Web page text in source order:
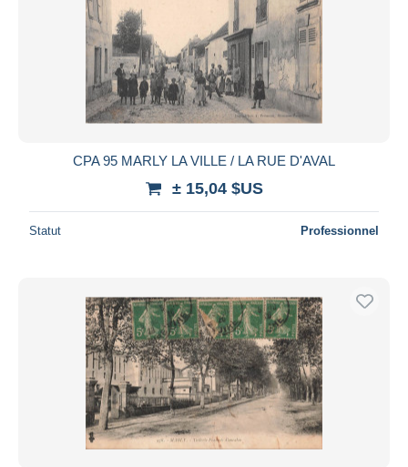
CPA 95 MARLY LA VILLE / LA RUE D'AVAL
± 15,04 $US
Statut Professionnel